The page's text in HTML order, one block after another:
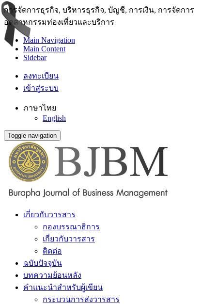
การจัดการธุรกิจ, บริหารธุรกิจ, บัญชี, การเงิน, การจัดการ
อุตสาหกรรมท่องเที่ยวและบริการ
Main Navigation
Main Content
Sidebar
ลงทะเบียน
เข้าสู่ระบบ
ภาษาไทย
English
Toggle navigation
เกี่ยวกับวารสาร
กองบรรณาธิการ
เกี่ยวกับวารสาร
ติดต่อ
ฉบับปัจจุบัน
บทความย้อนหลัง
คำแนะนำสำหรับผู้เขียน
กระบวนการส่งวารสาร